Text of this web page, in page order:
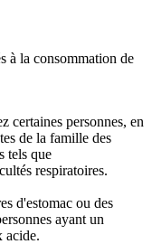
à la consommation de
certaines personnes, en
de la famille des
tels que
respiratoires.
d'estomac ou des
ayant un
acide.